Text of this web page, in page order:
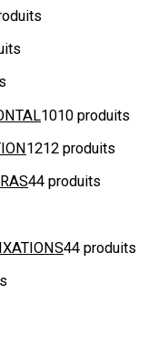
1010 produits
1212 produits
44 produits
44 produits